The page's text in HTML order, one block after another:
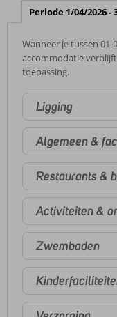
Periode 1/04/2026 -
Wanneer je tussen 01-
accommodatie
toepassing.
Ligging
Algemeen &
Restaurants &
Activiteiten &
Zwembaden